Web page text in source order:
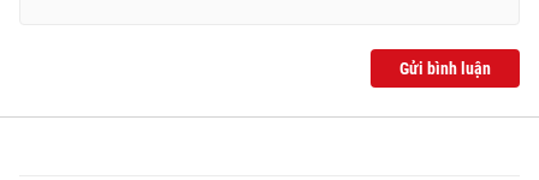
Gửi bình luận